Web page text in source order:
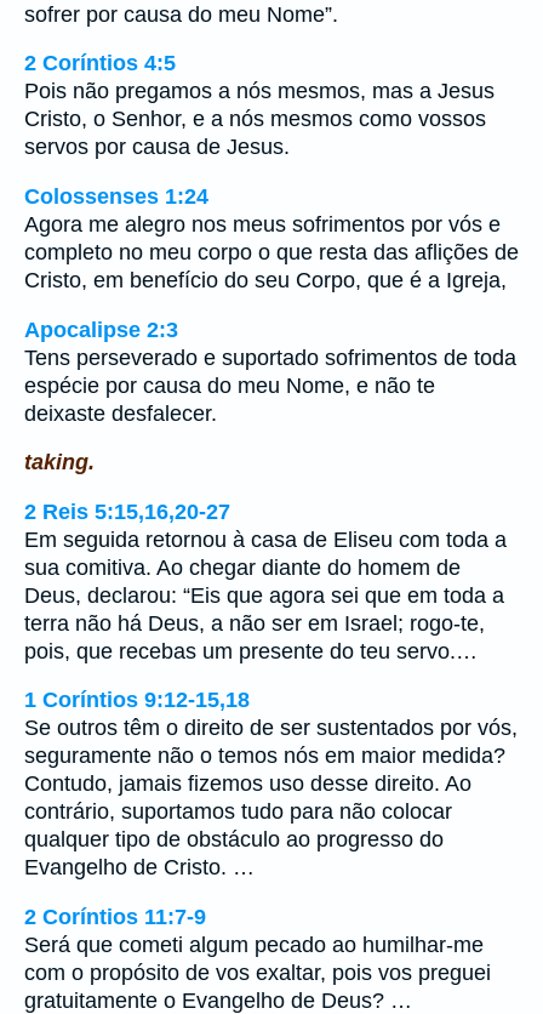
sofrer por causa do meu Nome”.
2 Coríntios 4:5
Pois não pregamos a nós mesmos, mas a Jesus
Cristo, o Senhor, e a nós mesmos como vossos
servos por causa de Jesus.
Colossenses 1:24
Agora me alegro nos meus sofrimentos por vós e
completo no meu corpo o que resta das aflições de
Cristo, em benefício do seu Corpo, que é a Igreja,
Apocalipse 2:3
Tens perseverado e suportado sofrimentos de toda
espécie por causa do meu Nome, e não te
deixaste desfalecer.
taking.
2 Reis 5:15,16,20-27
Em seguida retornou à casa de Eliseu com toda a
sua comitiva. Ao chegar diante do homem de
Deus, declarou: “Eis que agora sei que em toda a
terra não há Deus, a não ser em Israel; rogo-te,
pois, que recebas um presente do teu servo.…
1 Coríntios 9:12-15,18
Se outros têm o direito de ser sustentados por vós,
seguramente não o temos nós em maior medida?
Contudo, jamais fizemos uso desse direito. Ao
contrário, suportamos tudo para não colocar
qualquer tipo de obstáculo ao progresso do
Evangelho de Cristo. …
2 Coríntios 11:7-9
Será que cometi algum pecado ao humilhar-me
com o propósito de vos exaltar, pois vos preguei
gratuitamente o Evangelho de Deus? …